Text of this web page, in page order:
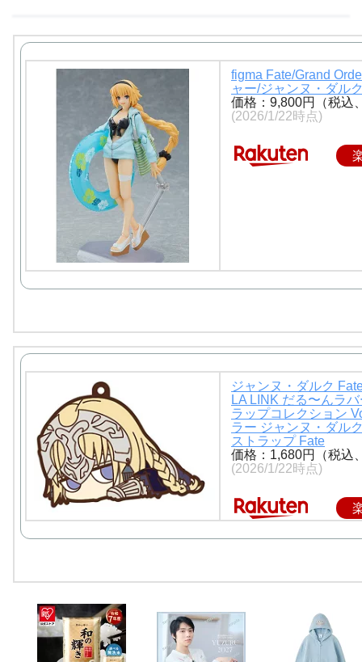
◆PxpsTgDRu.★
figma Fate/Grand
ャー/ジャンヌ・ダル
価格：9,800円（税込
(2026/1/22時点)
ジャンヌ・ダルク
LA LINK だる〜んラ
ラップコレクション
ラー ジャンヌ・ダル
ストラップ Fate
価格：1,680円（税込
(2026/1/22時点)